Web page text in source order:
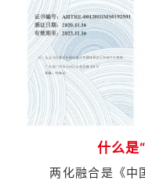
什么是
两化融合是《中